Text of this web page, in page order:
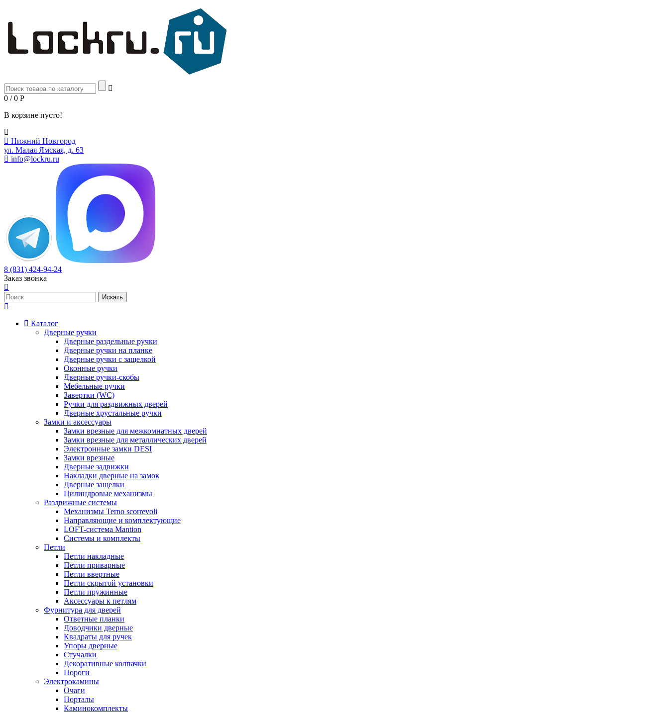
0 / 0 Р
В корзине пусто!
Нижний Новгород
ул. Малая Ямская, д. 63
info@lockru.ru
8 (831) 424-94-24
Заказ звонка
Каталог
Дверные ручки
Дверные раздельные ручки
Дверные ручки на планке
Дверные ручки с защелкой
Оконные ручки
Дверные ручки-скобы
Мебельные ручки
Завертки (WC)
Ручки для раздвижных дверей
Дверные хрустальные ручки
Замки и аксессуары
Замки врезные для межкомнатных дверей
Замки врезные для металлических дверей
Электронные замки DESI
Замки врезные
Дверные задвижки
Накладки дверные на замок
Дверные защелки
Цилиндровые механизмы
Раздвижные системы
Механизмы Terno scorrevoli
Направляющие и комплектующие
LOFT-cистема Mantion
Системы и комплекты
Петли
Петли накладные
Петли приварные
Петли ввертные
Петли скрытой установки
Петли пружинные
Аксессуары к петлям
Фурнитура для дверей
Ответные планки
Доводчики дверные
Квадраты для ручек
Упоры дверные
Стучалки
Декоративные колпачки
Пороги
Электрокамины
Очаги
Порталы
Каминокомплекты